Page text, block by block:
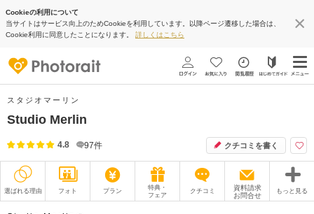
Cookieの利用について
当サイトはサービス向上のためCookieを利用しています。以降ページ遷移した場合は、
Cookie利用に同意したことになります。 詳しくはこちら
スタジオマーリン
Studio Merlin
4.8 97件 クチコミを書く
選ばれる理由 フォト プラン
特典・
フェア
クチコミ
資料請求
お問合せ
もっと見る